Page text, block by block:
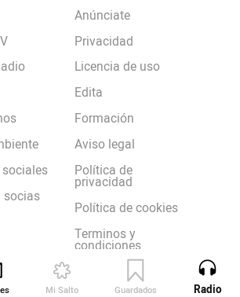
Mi Salto Guardados Revista
Radio
sociales
socias
Anúnciate
Privacidad
Licencia de uso
Edita
Formación
Aviso legal
Política de
privacidad
Política de cookies
Terminos y
condiciones